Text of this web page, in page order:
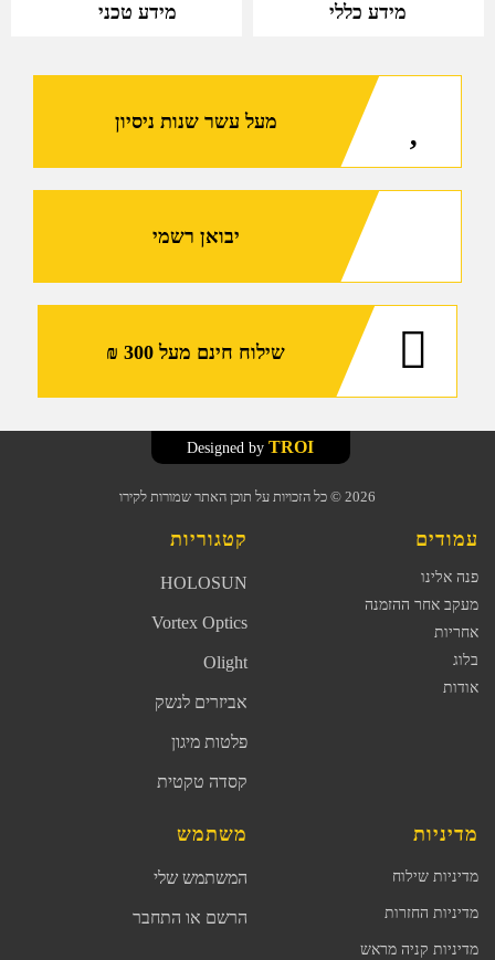
27
מידע כללי מידע טכני
מעל עשר שנות ניסיון
יבואן רשמי
שילוח חינם מעל 300 ₪
2026 © כל הזכויות על תוכן האתר שמורות לקירו
TROI
עמודים
פנה אלינו
מעקב אחר ההזמנה
אחריות
בלוג
אודות
קטגוריות
HOLOSUN
Vortex Optics
Olight
אביזרים לנשק
פלטות מיגון
קסדה טקטית
מדיניות
מדיניות שילוח
מדיניות החזרות
מדיניות קניה מראש
משתמש
המשתמש שלי
הרשם או התחבר